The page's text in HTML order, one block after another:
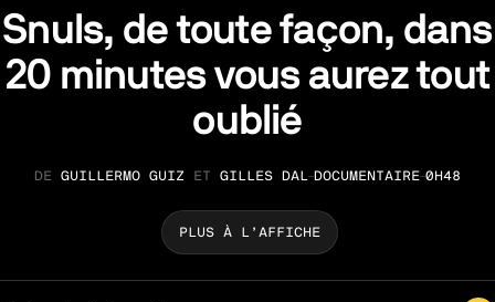
Snuls, de toute façon, dans
20 minutes vous aurez tout
oublié
RÉALISATION
GUILLERMO GUIZ ET GILLES DAL GENRE
DOCUMENTAIRE DURÉE
0H48
PLUS À L’AFFICHE